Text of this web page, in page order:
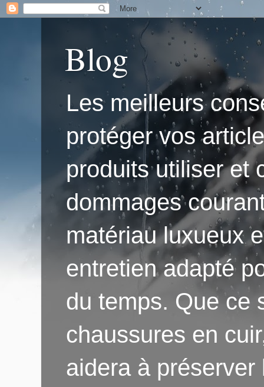
Blog
Les meilleurs
protéger vos
produits utiliser et
dommages
matériau luxueux
entretien adapté
du temps. Que ce
chaussures en
aidera à